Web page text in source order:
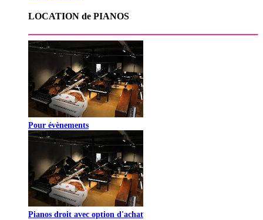
LOCATION de PIANOS
Pour évènements
Pianos droit avec option d'achat